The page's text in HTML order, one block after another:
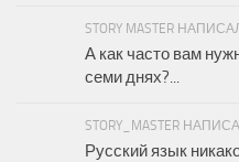
STORY MASTER
А как часто вам
семи днях?...
STORY_MASTER
Русский язык